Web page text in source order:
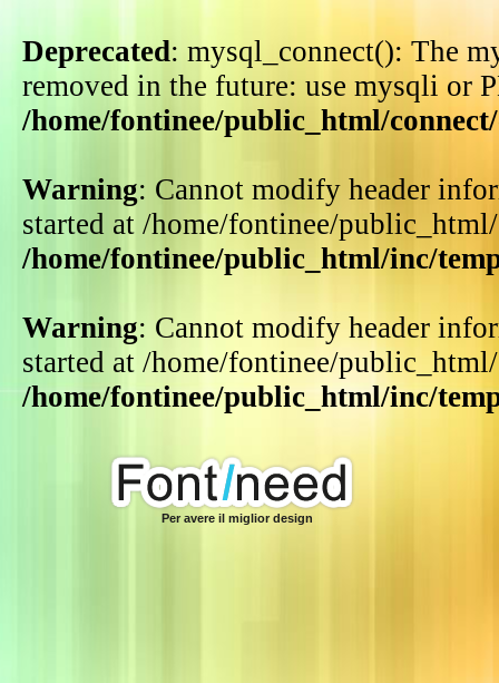
Deprecated: mysql_connect(): The
removed in the future: use mysqli or
/home/fontinee/public_html/
Warning: Cannot modify header
started at /home/fontinee/
/home/fontinee/public_html/inc/
Warning: Cannot modify header
started at /home/fontinee/
/home/fontinee/public_html/inc/
Per avere il miglior design